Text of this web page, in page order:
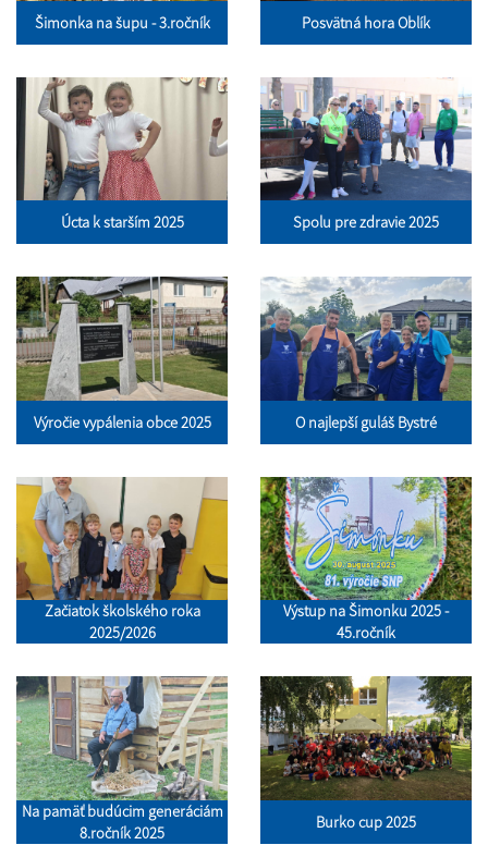
Šimonka na šupu - 3.ročník Posvätná hora Oblík
Úcta k starším 2025 Spolu pre zdravie 2025
Výročie vypálenia obce 2025 O najlepší guláš Bystré
Začiatok školského roka
2025/2026
Výstup na Šimonku 2025 -
45.ročník
Na pamäť budúcim generáciám
8.ročník 2025
Burko cup 2025